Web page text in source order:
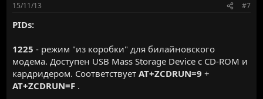
15/11/13 #7
PIDs:
1225 - режим "из коробки" для билайновского
модема. Доступен USB Mass Storage Device с CD-ROM и
кардридером. СоответствуетAT+ZCDRUN=9 +
AT+ZCDRUN=F .